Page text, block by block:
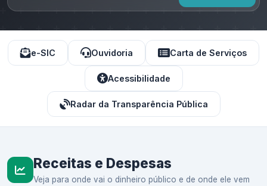
e-SIC Ouvidoria Carta de Serviços
Acessibilidade
Radar da Transparência Pública
Receitas e Despesas
Veja para onde vai o dinheiro público e de onde ele vem